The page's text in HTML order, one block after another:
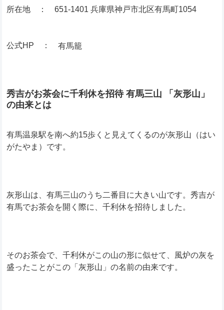
所在地 ： 651-1401 兵庫県神戸市北区有馬町1054
公式HP ：有馬籠
秀吉がお茶会に千利休を招待 有馬三山 「灰形山」
の由来とは
有馬温泉駅を南へ約15歩くと見えてくるのが灰形山（はい
がたやま）です。
灰形山は、有馬三山のうち二番目に大きい山です。秀吉が
有馬でお茶会を開く際に、千利休を招待しました。
そのお茶会で、千利休がこの山の形に似せて、風炉の灰を
盛ったことがこの「灰形山」の名前の由来です。